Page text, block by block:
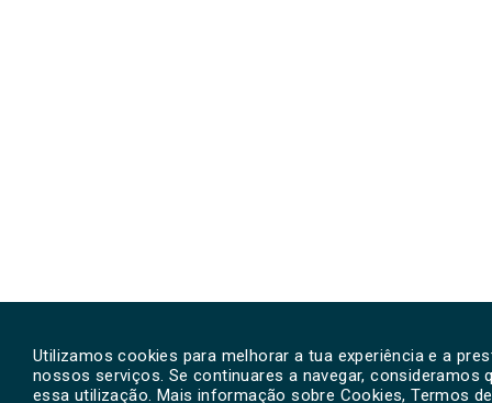
Utilizamos cookies para melhorar a tua experiência e a
nossos serviços. Se continuares a navegar, consideramos
essa utilização. Mais informação sobre Cookies, Termos